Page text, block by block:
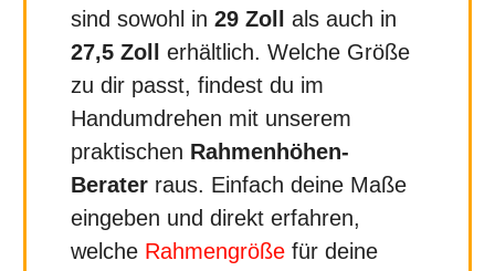
sind sowohl in 29 Zoll als auch in
27,5 Zoll
erhältlich. Welche Größe
zu dir passt, findest du im
Handumdrehen mit unserem
praktischen Rahmenhöhen-
Berater raus. Einfach deine Maße
eingeben und direkt erfahren,
welche Rahmengröße für deine